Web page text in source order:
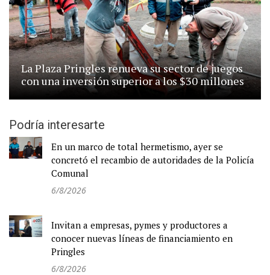
La Plaza Pringles renueva su sector de juegos
con una inversión superior a los $30 millones
Podría interesarte
En un marco de total hermetismo, ayer se
concretó el recambio de autoridades de la Policía
Comunal
6/8/2026
Invitan a empresas, pymes y productores a
conocer nuevas líneas de financiamiento en
Pringles
6/8/2026